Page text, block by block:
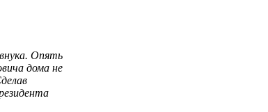
Опять
дома не